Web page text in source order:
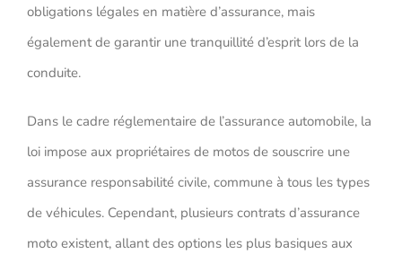
obligations légales en matière d’assurance, mais
également de garantir une tranquillité d’esprit lors de la
conduite.
Dans le cadre réglementaire de l’assurance automobile, la
loi impose aux propriétaires de motos de souscrire une
assurance responsabilité civile, commune à tous les types
de véhicules. Cependant, plusieurs contrats d’assurance
moto existent, allant des options les plus basiques aux